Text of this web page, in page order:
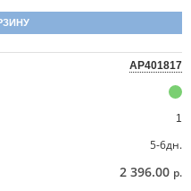
AP401817
1
5-6дн.
2 396.00 р.